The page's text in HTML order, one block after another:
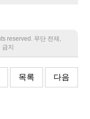
reserved. 무단 전재,
금지
목록 다음